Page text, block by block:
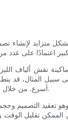
سبيل المثال،
أسرع. من خلال اختيار المواد بعناية وتحسين إعدادات النقش، من الممكن تقليل هدر المواد وتقليل استهلاك الطاقة، مما يؤدي في النهاية إلى خفض التكاليف.
تعقيد التصميم
الممكن تقليل